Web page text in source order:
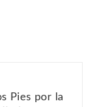
Pies por la